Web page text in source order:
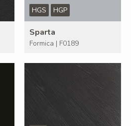
HGS HGP
Sparta
Formica | F0189